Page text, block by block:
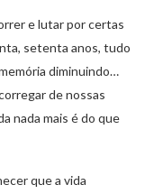
e lutar por certas
setenta anos, tudo
diminuindo…
de nossas
nada mais é do que
que a vida